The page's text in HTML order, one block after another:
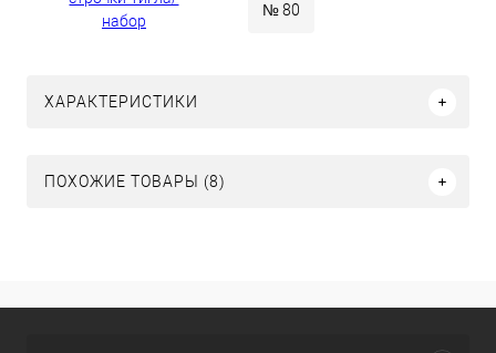
№ 80
ХАРАКТЕРИСТИКИ
ПОХОЖИЕ ТОВАРЫ (8)